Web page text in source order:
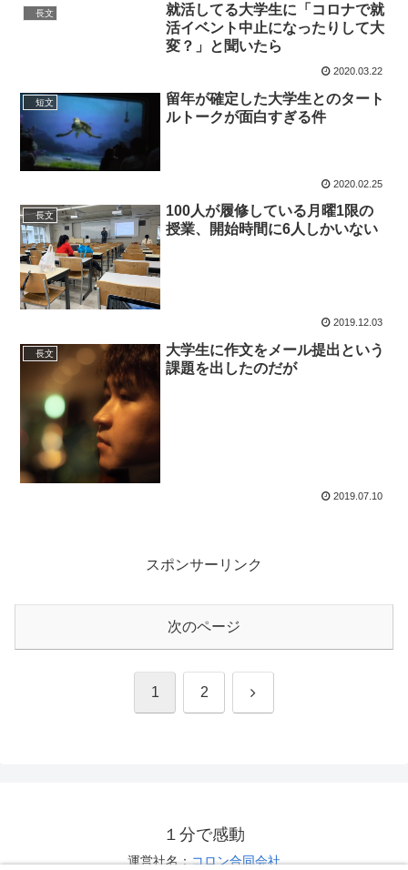
長文
就活してる大学生に「コロナで就
活イベント中止になったりして大
変？」と聞いたら
2020.03.22
短文
留年が確定した大学生とのタート
ルトークが面白すぎる件
2020.02.25
長文
100人が履修している月曜1限の
授業、開始時間に6人しかいない
2019.12.03
長文
大学生に作文をメール提出という
課題を出したのだが
2019.07.10
スポンサーリンク
次のページ
1 2 次
１分で感動
運営社名：コロン合同会社